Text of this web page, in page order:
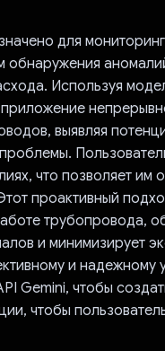
для
обнаружения
Используя
выявляя
что позволяет им
проактивный
трубопровода,
и минимизирует
и
Gemini, чтобы
чтобы